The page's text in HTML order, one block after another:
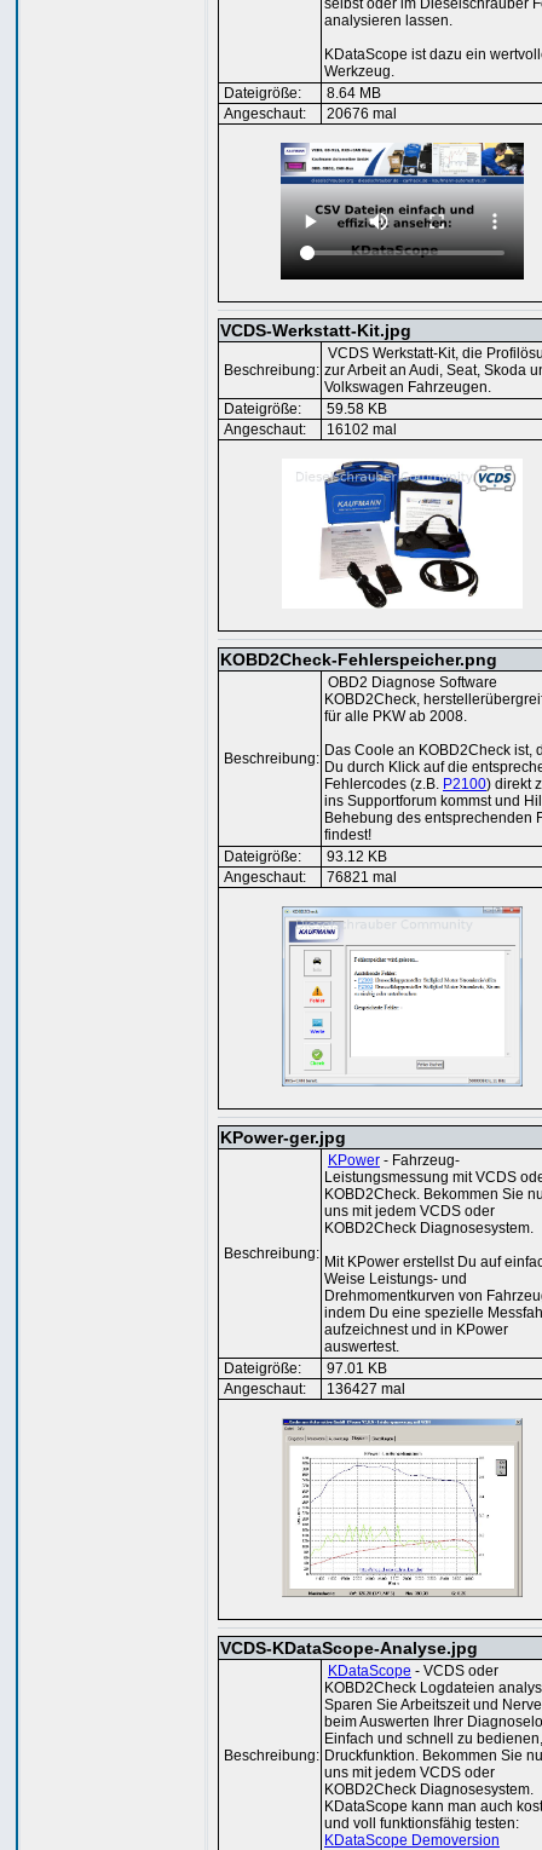
selbst oder im Dieselschrauber
analysieren lassen.
KDataScope ist dazu ein
Werkzeug.
Dateigröße:
8.64 MB
Angeschaut:
20676 mal
VCDS-Werkstatt-Kit.jpg
Beschreibung:
VCDS Werkstatt-Kit, die
zur Arbeit an Audi, Seat, Skoda
Volkswagen Fahrzeugen.
Dateigröße:
59.58 KB
Angeschaut:
16102 mal
KOBD2Check-Fehlerspeicher.png
Beschreibung:
OBD2 Diagnose Software
KOBD2Check,
für alle PKW ab 2008.
Das Coole an KOBD2Check ist,
Du durch Klick auf die
Fehlercodes (z.B. P2100) direkt
ins Supportforum kommst und
Behebung des entsprechenden
findest!
Dateigröße:
93.12 KB
Angeschaut:
76821 mal
KPower-ger.jpg
Beschreibung:
KPower - Fahrzeug-
Leistungsmessung mit VCDS
KOBD2Check. Bekommen Sie
uns mit jedem VCDS oder
KOBD2Check Diagnosesystem.
Mit KPower erstellst Du auf
Weise Leistungs- und
Drehmomentkurven von
indem Du eine spezielle
aufzeichnest und in KPower
auswertest.
Dateigröße:
97.01 KB
Angeschaut:
136427 mal
VCDS-KDataScope-Analyse.jpg
Beschreibung:
KDataScope - VCDS oder
KOBD2Check Logdateien
Sparen Sie Arbeitszeit und
beim Auswerten Ihrer
Einfach und schnell zu bedienen,
Druckfunktion. Bekommen Sie
uns mit jedem VCDS oder
KOBD2Check Diagnosesystem.
KDataScope kann man auch
und voll funktionsfähig testen:
KDataScope Demoversion